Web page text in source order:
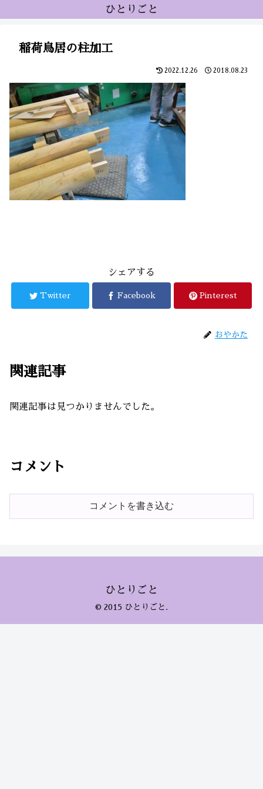
ひとりごと
稲荷鳥居の柱加工
2022.12.26 2018.08.23
シェアする
Twitter Facebook Pinterest
おやかた
関連記事
関連記事は見つかりませんでした。
コメント
コメントを書き込む
ひとりごと
© 2015 ひとりごと.